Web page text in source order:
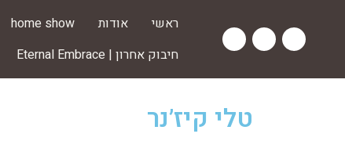
ראשי אודות home show
חיבוק אחרון | Eternal Embrace
טלי קיז’נר